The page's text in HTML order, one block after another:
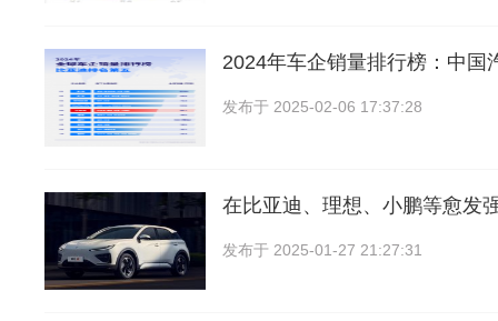
2024年车企销量排行榜：中国
发布于 2025-02-06 17:37:28
在比亚迪、理想、小鹏等愈发
发布于 2025-01-27 21:27:31